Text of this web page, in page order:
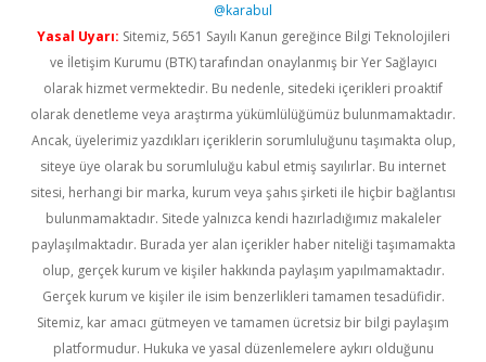
@karabul
Yasal Uyarı: Sitemiz, 5651 Sayılı Kanun gereğince Bilgi Teknolojileri
ve İletişim Kurumu (BTK) tarafından onaylanmış bir Yer Sağlayıcı
olarak hizmet vermektedir. Bu nedenle, sitedeki içerikleri proaktif
olarak denetleme veya araştırma yükümlülüğümüz bulunmamaktadır.
Ancak, üyelerimiz yazdıkları içeriklerin sorumluluğunu taşımakta olup,
siteye üye olarak bu sorumluluğu kabul etmiş sayılırlar. Bu internet
sitesi, herhangi bir marka, kurum veya şahıs şirketi ile hiçbir bağlantısı
bulunmamaktadır. Sitede yalnızca kendi hazırladığımız makaleler
paylaşılmaktadır. Burada yer alan içerikler haber niteliği taşımamakta
olup, gerçek kurum ve kişiler hakkında paylaşım yapılmamaktadır.
Gerçek kurum ve kişiler ile isim benzerlikleri tamamen tesadüfidir.
Sitemiz, kar amacı gütmeyen ve tamamen ücretsiz bir bilgi paylaşım
platformudur. Hukuka ve yasal düzenlemelere aykırı olduğunu